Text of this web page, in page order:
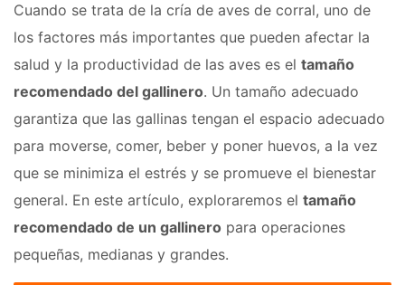
Cuando se trata de la cría de aves de corral, uno de
los factores más importantes que pueden afectar la
salud y la productividad de las aves es el tamaño
recomendado del gallinero. Un tamaño adecuado
garantiza que las gallinas tengan el espacio adecuado
para moverse, comer, beber y poner huevos, a la vez
que se minimiza el estrés y se promueve el bienestar
general. En este artículo, exploraremos el tamaño
recomendado de un gallinero para operaciones
pequeñas, medianas y grandes.